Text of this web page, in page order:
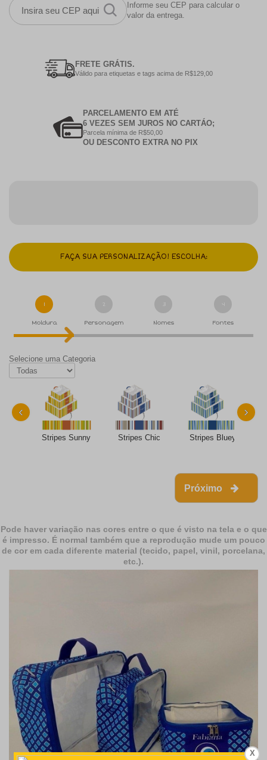
Informe seu CEP para calcular o
valor da entrega.
FRETE GRÁTIS.
Válido para etiquetas e tags acima de R$129,00
PARCELAMENTO EM ATÉ
6 VEZES SEM JUROS NO CARTÁO;
Parcela mínima de R$50,00
OU DESCONTO EXTRA NO PIX
FAÇA SUA PERSONALIZAÇÃO! ESCOLHA:
1
Moldura
2
Personagem
3
Nomes
4
Fontes
Selecione uma Categoria
Stripes Sunny Stripes Chic Stripes Bluey
‹ ›
Próximo
Pode haver variação nas cores entre o que é visto na tela e o que
é impresso. É normal também que a reprodução mude um pouco
de cor em cada diferente material (tecido, papel, vinil, porcelana,
etc.).
X